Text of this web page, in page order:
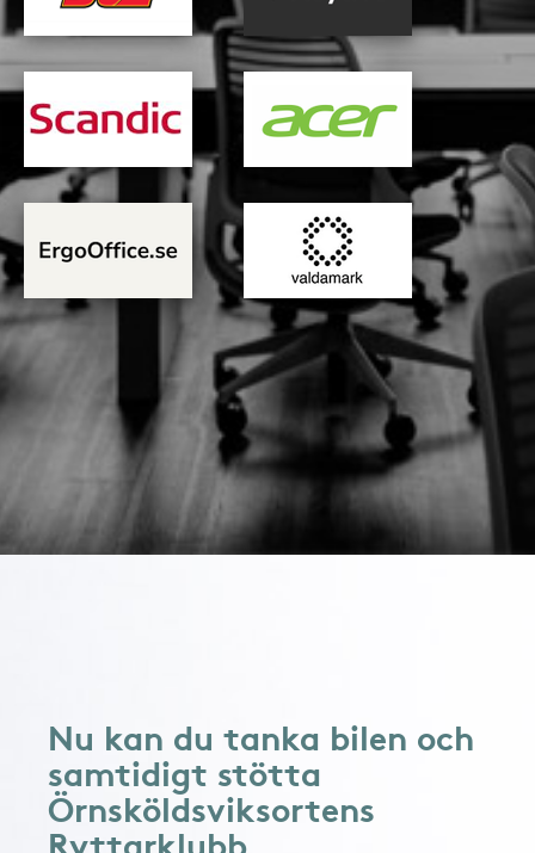
Nu kan du tanka bilen och
samtidigt stötta
Örnsköldsviksortens
Ryttarklubb